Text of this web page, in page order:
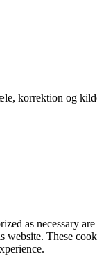
korrektion og
as necessary
website. These